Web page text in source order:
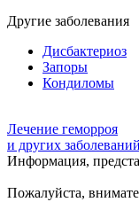
Другие заболевания
Дисбактериоз
Запоры
Кондиломы
Лечение геморроя
и других
Информация,
Пожалуйста,